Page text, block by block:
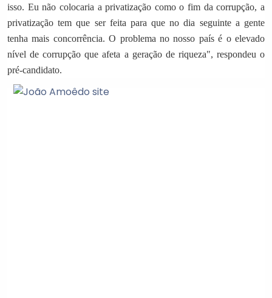
isso. Eu não colocaria a privatização como o fim da corrupção, a
privatização tem que ser feita para que no dia seguinte a gente
tenha mais concorrência. O problema no nosso país é o elevado
nível de corrupção que afeta a geração de riqueza", respondeu o
pré-candidato.